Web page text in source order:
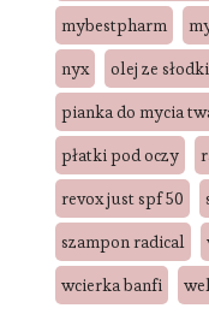
mybestpharm
nyx
olej ze
pianka do mycia
płatki pod oczy
revox just spf 50
szampon radical
wcierka banfi